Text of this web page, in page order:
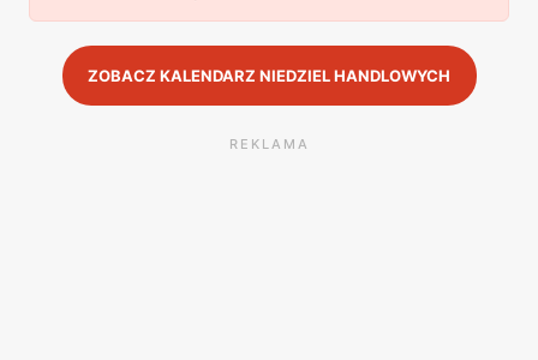
ZOBACZ KALENDARZ NIEDZIEL HANDLOWYCH
REKLAMA